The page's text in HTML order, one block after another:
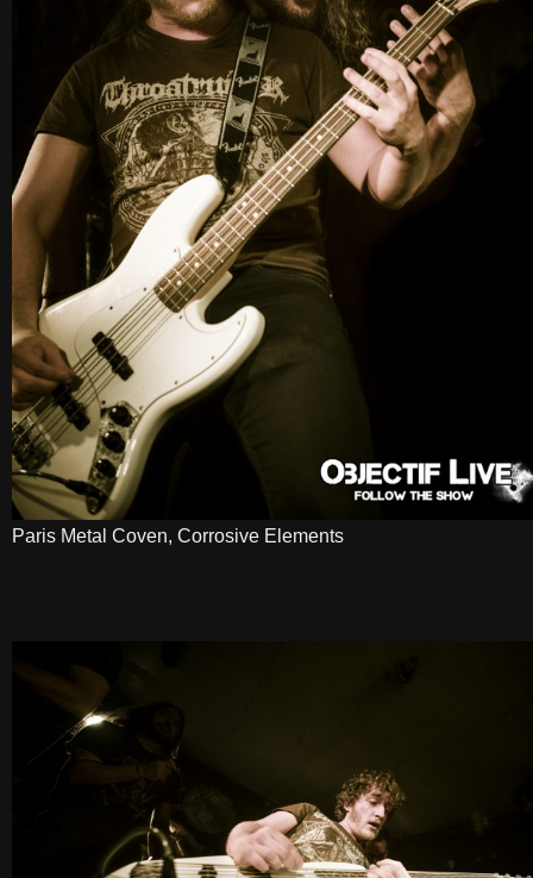
Paris Metal Coven, Corrosive Elements